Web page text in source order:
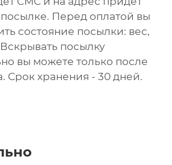
Перед оплатой вы
состояние посылки: вес,
посылку
вы можете только после
Срок хранения - 30 дней.